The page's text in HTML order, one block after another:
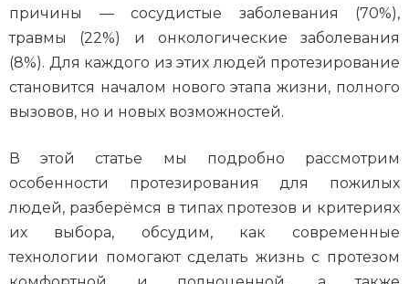
причины — сосудистые заболевания (70%),
травмы (22%) и онкологические заболевания
(8%). Для каждого из этих людей протезирование
становится началом нового этапа жизни, полного
вызовов, но и новых возможностей.
В этой статье мы подробно рассмотрим
особенности протезирования для пожилых
людей, разберёмся в типах протезов и критериях
их выбора, обсудим, как современные
технологии помогают сделать жизнь с протезом